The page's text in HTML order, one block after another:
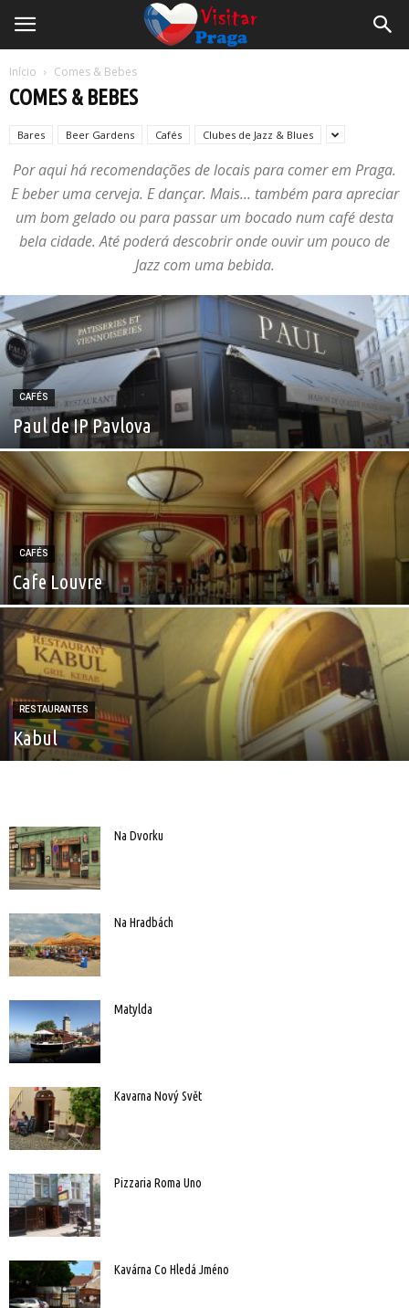
Início Comes & Bebes
COMES & BEBES
Bares Beer Gardens Cafés Clubes de Jazz & Blues
Por aqui há recomendações de locais para comer em Praga.
E beber uma cerveja. E dançar. Mais... também para apreciar
um bom gelado ou para passar um bocado num café desta
bela cidade. Até poderá descobrir onde ouvir um pouco de
Jazz com uma bebida.
CAFÉS
Paul de IP Pavlova
CAFÉS
Cafe Louvre
RESTAURANTES
Kabul
Na Dvorku
Na Hradbách
Matylda
Kavarna Nový Svět
Pizzaria Roma Uno
Kavárna Co Hledá Jméno